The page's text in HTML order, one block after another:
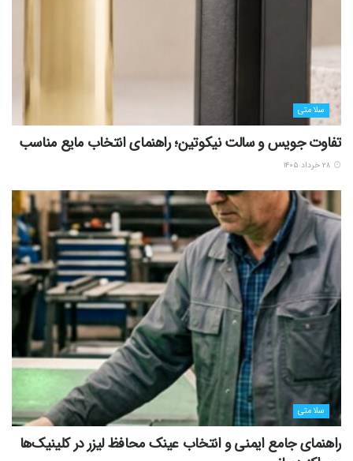
سلامتی
تفاوت جویس و سالت نیکوتین؛ راهنمای انتخاب مایع مناسب
سلامتی
راهنمای جامع ایمنی و انتخاب عینک محافظ لیزر در کلینیک‌ها